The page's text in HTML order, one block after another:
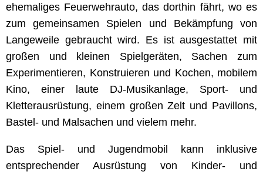
ehemaliges Feuerwehrauto, das dorthin fährt, wo es
zum gemeinsamen Spielen und Bekämpfung von
Langeweile gebraucht wird. Es ist ausgestattet mit
großen und kleinen Spielgeräten, Sachen zum
Experimentieren, Konstruieren und Kochen, mobilem
Kino, einer laute DJ-Musikanlage, Sport- und
Kletterausrüstung, einem großen Zelt und Pavillons,
Bastel- und Malsachen und vielem mehr.
Das Spiel- und Jugendmobil kann inklusive
entsprechender Ausrüstung von Kinder- und